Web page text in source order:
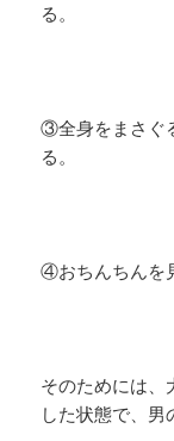
る。
③全身をまさぐ
る。
④おちんちんを
そのためには、
した状態で、男